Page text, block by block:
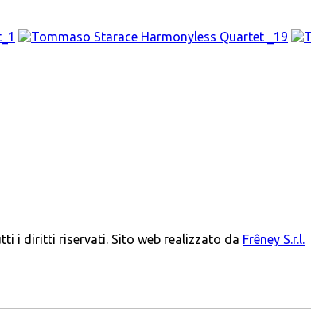
i diritti riservati. Sito web realizzato da Frêney S.r.l.